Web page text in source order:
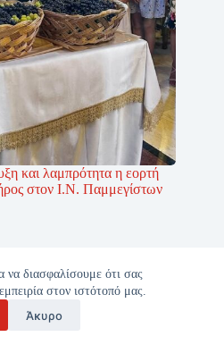
να διασφαλίσουμε ότι σας
στον ιστότοπό μας.
Άκυρο
και λαμπρότητα η εορτή
στον Ι.Ν. Παμμεγίστων